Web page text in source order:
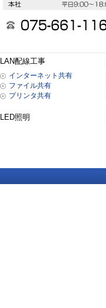
LAN配線工事
インターネット共有
ファイル共有
プリンタ共有
LED照明